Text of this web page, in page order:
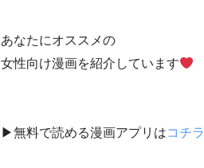
あなたにオススメの
女性向け漫画を紹介しています
▶︎無料で読める漫画アプリはコチラ